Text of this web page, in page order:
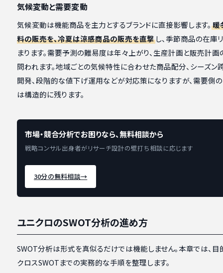
気候変動と需要変動
気候変動は機能商品を主力とするブランドに直接影響します。 暖
料の販売を、冷夏は涼感商品の販売を直撃し、季節商品の在庫
まります。需要予測の難易度は年々上がり、生産計画と販売計
問われます。地域ごとの気候特性に合わせた商品配分、シーズン
開発、段階的な値下げ運用などが対応策になりますが、需要側
は構造的に残ります。
市場・競合分析でお困りなら、無料相談から
戦略コンサル出身者がリサーチ設計の壁打ち相談に応じます
30分の無料相談→
ユニクロのSWOT分析の進め方
SWOT分析は形式を真似るだけでは機能しません。本章では、
クロスSWOTまでの実務的な手順を整理します。